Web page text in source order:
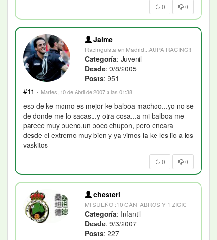
0 0
Jaime
Racinguista en Madrid...AUPA RACING!!
Categoría: Juvenil
Desde: 9/8/2005
Posts: 951
#11 · Martes, 10 de Abril de 2007 a las 01:38
eso de ke momo es mejor ke balboa machoo...yo no se
de donde me lo sacas...y otra cosa...a mi balboa me
parece muy bueno.un poco chupon, pero encara
desde el extremo muy bien y ya vimos la ke les lio a los
vaskitos
0 0
chesteri
MI SUEÑO :10 CÁNTABROS Y 1 ZIGIC
Categoría: Infantil
Desde: 9/3/2007
Posts: 227